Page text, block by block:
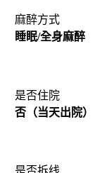
麻醉方式
睡眠/全身麻醉
是否住院
否（当天出院）